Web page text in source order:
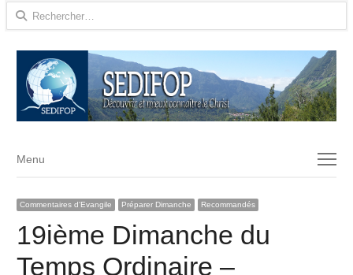
Rechercher :
Menu
Menu
Commentaires d'Evangile Préparer Dimanche Recommandés
19ième Dimanche du
Temps Ordinaire –